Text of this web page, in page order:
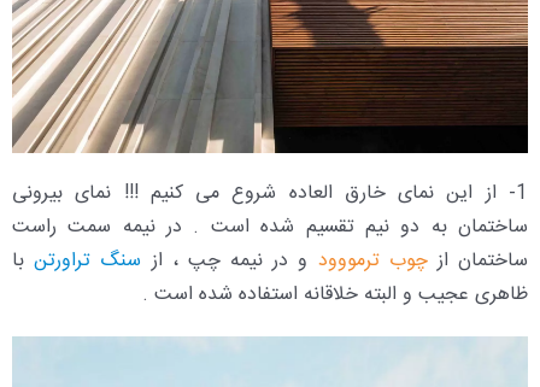
1- از این نمای خارق العاده شروع می کنیم !!! نمای بیرونی
ساختمان به دو نیم تقسیم شده است . در نیمه سمت راست
ساختمان ازچوب ترمووود و در نیمه چپ ، از سنگ تراورتنبا
ظاهری عجیب و البته خلاقانه استفاده شده است .